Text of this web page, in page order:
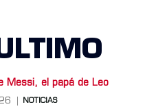
Messi, el papá de Leo
NOTICIAS